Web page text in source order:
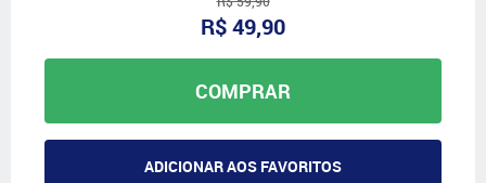
R$ 49,90
COMPRAR
ADICIONAR AOS FAVORITOS